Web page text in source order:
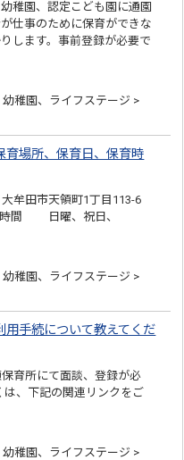
稚園、認定こども園に通園
仕事のために保育ができな
します。事前登録が必要で
稚園、ライフステージ >
育場所、保育日、保育時
田市天領町1丁目113-6
時間 日曜、祝日、
稚園、ライフステージ >
用手続について教えてくだ
育所にて面談、登録が必
、下記の関連リンクをご
稚園、ライフステージ >